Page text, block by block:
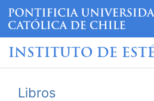
INSTITUTO DE
Libros